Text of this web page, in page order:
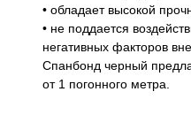
• обладает высокой
• не поддается
негативных факторов
Спанбонд черный
от 1 погонного метра.